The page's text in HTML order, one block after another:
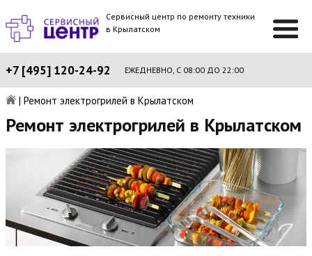
Сервисный центр по ремонту техники
в Крылатском
+7 [495] 120-24-92 ЕЖЕДНЕВНО, С 08:00 ДО 22:00
| Ремонт электрогрилей в Крылатском
Ремонт электрогрилей в Крылатском